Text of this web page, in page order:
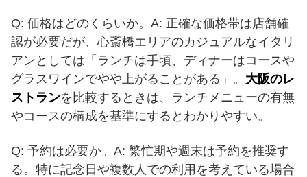
Q: 価格はどのくらいか。A: 正確な価格帯は店舗確
認が必要だが、心斎橋エリアのカジュアルなイタリ
アンとしては「ランチは手頃、ディナーはコースや
グラスワインでやや上がることがある」。 大阪のレ
ストランを比較するときは、ランチメニューの有無
やコースの構成を基準にするとわかりやすい。
Q: 予約は必要か。A: 繁忙期や週末は予約を推奨す
る。特に記念日や複数人での利用を考えている場合